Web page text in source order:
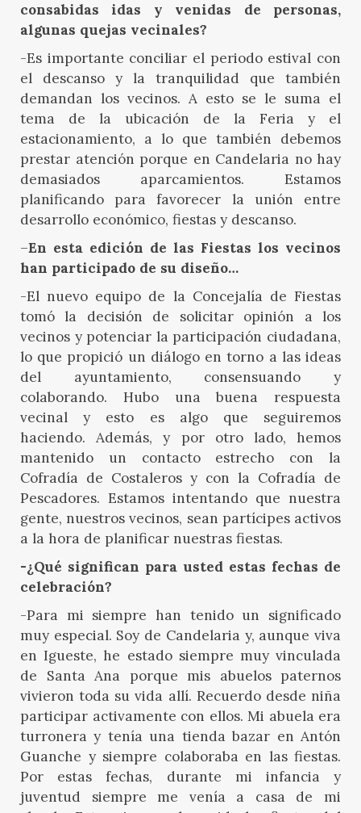
consabidas idas y venidas de personas,
algunas quejas vecinales?
-Es importante conciliar el periodo estival con
el descanso y la tranquilidad que también
demandan los vecinos. A esto se le suma el
tema de la ubicación de la Feria y el
estacionamiento, a lo que también debemos
prestar atención porque en Candelaria no hay
demasiados aparcamientos. Estamos
planificando para favorecer la unión entre
desarrollo económico, fiestas y descanso.
–En esta edición de las Fiestas los vecinos
han participado de su diseño…
-El nuevo equipo de la Concejalía de Fiestas
tomó la decisión de solicitar opinión a los
vecinos y potenciar la participación ciudadana,
lo que propició un diálogo en torno a las ideas
del ayuntamiento, consensuando y
colaborando. Hubo una buena respuesta
vecinal y esto es algo que seguiremos
haciendo. Además, y por otro lado, hemos
mantenido un contacto estrecho con la
Cofradía de Costaleros y con la Cofradía de
Pescadores. Estamos intentando que nuestra
gente, nuestros vecinos, sean partícipes activos
a la hora de planificar nuestras fiestas.
-¿Qué significan para usted estas fechas de
celebración?
-Para mi siempre han tenido un significado
muy especial. Soy de Candelaria y, aunque viva
en Igueste, he estado siempre muy vinculada
de Santa Ana porque mis abuelos paternos
vivieron toda su vida allí. Recuerdo desde niña
participar activamente con ellos. Mi abuela era
turronera y tenía una tienda bazar en Antón
Guanche y siempre colaboraba en las fiestas.
Por estas fechas, durante mi infancia y
juventud siempre me venía a casa de mi